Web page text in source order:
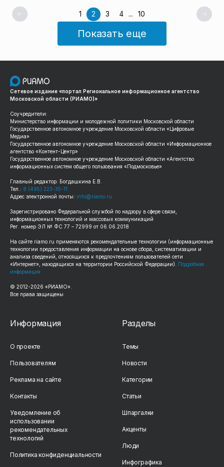
1 2 3 4 ... 10
Показать еще
Сетевое издание «портал Региональное информационное агентство
Московской области (РИАМО)»
Соучредители:
Министерство информации и молодежной политики Московской области
Государственное автономное учреждение Московской области «Цифровые
Медиа»
Государственное автономное учреждение Московской области «Информационное
агентство «Контент-Центр»
Государственное автономное учреждение Московской области «Агентство
информационных систем общего пользования «Подмосковье»
Главный редактор: Богдашкина Е.В.
Тел.: 8 (495) 223-35-11
Адрес электронной почты: info@riamo.ru
Зарегистрировано Федеральной службой по надзору в сфере связи,
информационных технологий и массовых коммуникаций
Рег. номер ЭЛ № ФС 77 – 72999 от 06.06.2018
На сайте riamo.ru применяются рекомендательные технологии (информационные
технологии предоставления информации на основе сбора, систематизации и
анализа сведений, относящихся к предпочтениям пользователей сети
«Интернет», находящихся на территории Российской Федерации).
Подробная
информация
© 2012-2026 «РИАМО».
Все права защищены
Информация
О проекте
Пользователям
Реклама на сайте
Контакты
Уведомление об
использовании
рекомендательных
технологий
Политика конфиденциальности
Разделы
Темы
Новости
Категории
Статьи
Шпаргалки
Акценты
Люди
Инфографика